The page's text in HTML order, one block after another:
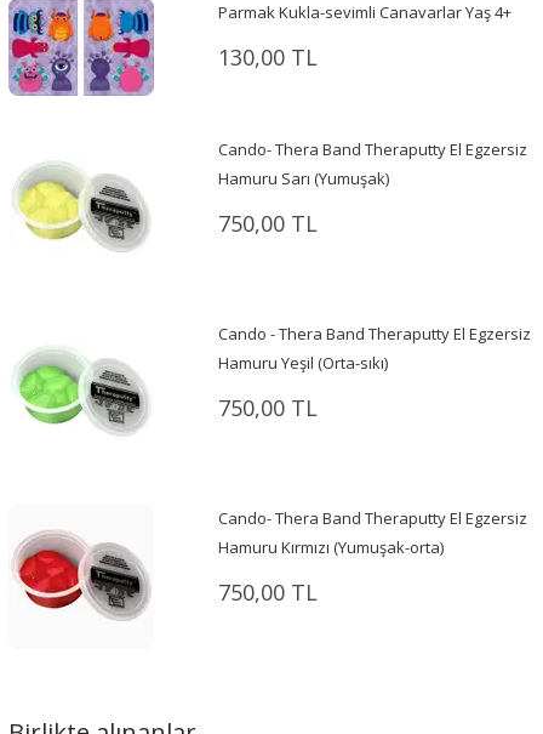
Parmak Kukla-sevimli Canavarlar Yaş 4+
130,00 TL
Cando- Thera Band Theraputty El Egzersiz
Hamuru Sarı (Yumuşak)
750,00 TL
Cando - Thera Band Theraputty El Egzersiz
Hamuru Yeşil (Orta-sıkı)
750,00 TL
Cando- Thera Band Theraputty El Egzersiz
Hamuru Kırmızı (Yumuşak-orta)
750,00 TL